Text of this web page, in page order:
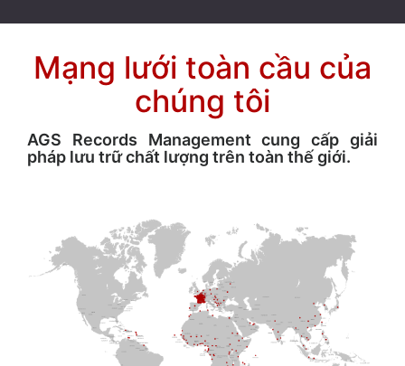
Mạng lưới toàn cầu của
chúng tôi
AGS Records Management cung cấp giải
pháp lưu trữ chất lượng trên toàn thế giới.